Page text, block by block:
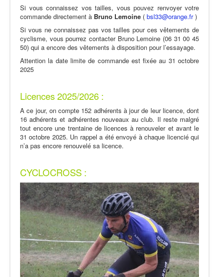
Si vous connaissez vos tailles, vous pouvez renvoyer votre
commande directement à Bruno Lemoine ( bsl33@orange.fr)
Si vous ne connaissez pas vos tailles pour ces vêtements de
cyclisme, vous pourrez contacter Bruno Lemoine (06 31 00 45
50) qui a encore des vêtements à disposition pour l’essayage.
Attention la date limite de commande est fixée au 31 octobre
2025
Licences 2025/2026 :
A ce jour, on compte 152 adhérents à jour de leur licence, dont
16 adhérents et adhérentes nouveaux au club. Il reste malgré
tout encore une trentaine de licences à renouveler et avant le
31 octobre 2025. Un rappel a été envoyé à chaque licencié qui
n’a pas encore renouvelé sa licence.
CYCLOCROSS :